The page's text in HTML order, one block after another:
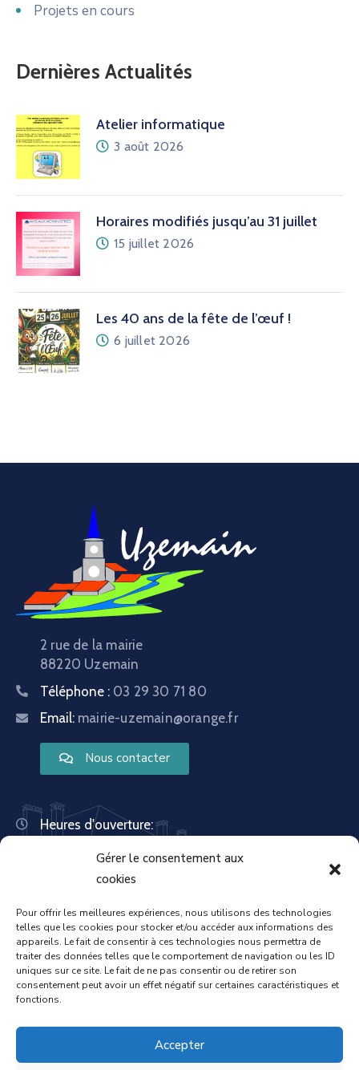
Gérer le consentement aux
cookies
Pour offrir les meilleures expériences, nous utilisons des technologies
telles que les cookies pour stocker et/ou accéder aux informations des
appareils. Le fait de consentir à ces technologies nous permettra de
traiter des données telles que le comportement de navigation ou les ID
uniques sur ce site. Le fait de ne pas consentir ou de retirer son
consentement peut avoir un effet négatif sur certaines caractéristiques et
fonctions.
Accepter
Projets en cours
Dernières Actualités
Atelier informatique
3 août 2026
Horaires modifiés jusqu’au 31 juillet
15 juillet 2026
Les 40 ans de la fête de l’œuf !
6 juillet 2026
2 rue de la mairie
88220 Uzemain
Téléphone : 03 29 30 71 80
Email: mairie-uzemain@orange.fr
Nous contacter
Heures d'ouverture:
Mardi : 13:30 – 18:00
Mercredi : 08:30 – 12:00 | 14:00 – 17:00
Vendredi : 08:30 – 12:00 | 14:00 – 17:00
Samedi : Fermée
Dimanche : Fermée
Mentions légales